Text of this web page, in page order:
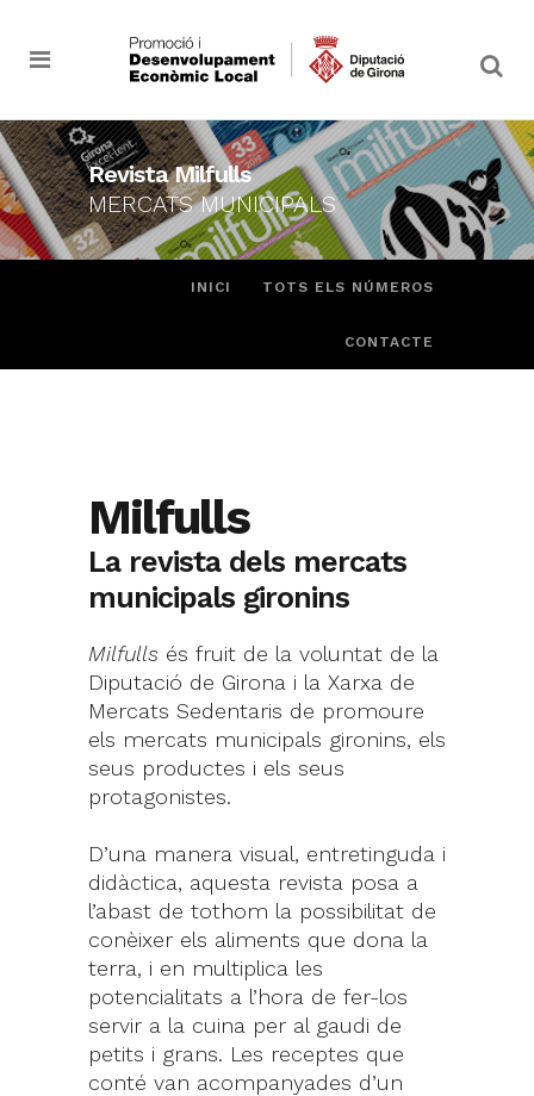
Revista Milfulls
MERCATS MUNICIPALS
INICI TOTS ELS NÚMEROS
CONTACTE
Milfulls
La revista dels mercats
municipals gironins
Milfulls és fruit de la voluntat de la
Diputació de Girona i la Xarxa de
Mercats Sedentaris de promoure
els mercats municipals gironins, els
seus productes i els seus
protagonistes.
D’una manera visual, entretinguda i
didàctica, aquesta revista posa a
l’abast de tothom la possibilitat de
conèixer els aliments que dona la
terra, i en multiplica les
potencialitats a l’hora de fer-los
servir a la cuina per al gaudi de
petits i grans. Les receptes que
conté van acompanyades d’un